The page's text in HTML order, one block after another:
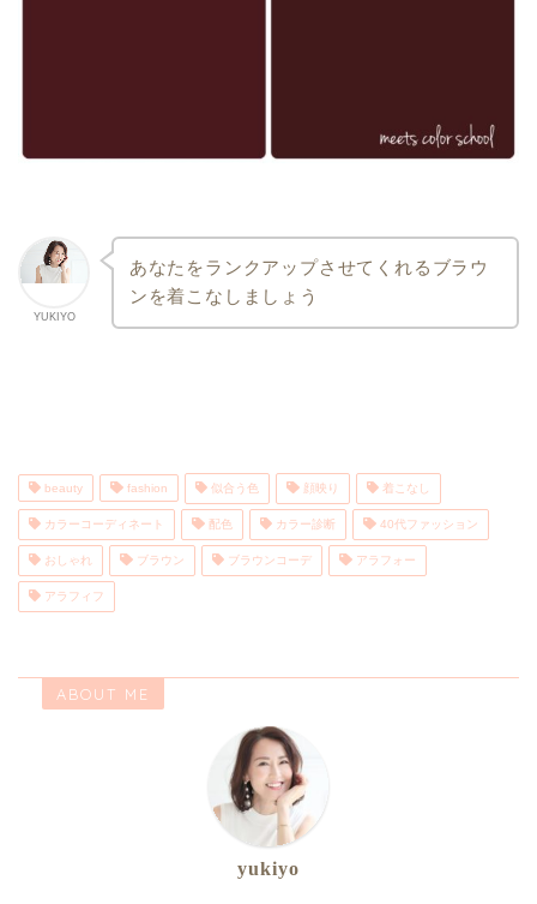
YUKIYO
あなたをランクアップさせてくれるブラウ
ンを着こなしましょう
beauty fashion 似合う色 顔映り 着こなし
カラーコーディネート 配色 カラー診断 40代ファッション
おしゃれ ブラウン ブラウンコーデ アラフォー
アラフィフ
ABOUT ME
yukiyo